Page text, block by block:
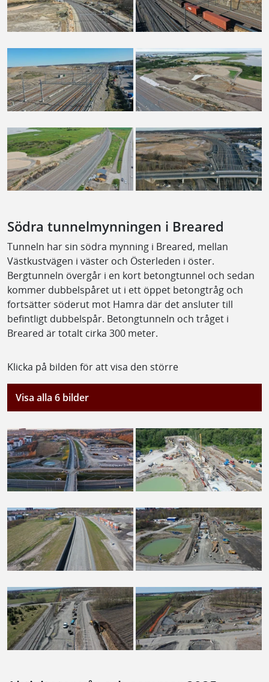
Södra tunnelmynningen i Breared
Tunneln har sin södra mynning i Breared, mellan
Västkustvägen i väster och Österleden i öster.
Bergtunneln övergår i en kort betongtunnel och sedan
kommer dubbelspåret ut i ett öppet betongtråg och
fortsätter söderut mot Hamra där det ansluter till
befintligt dubbelspår. Betongtunneln och tråget i
Breared är totalt cirka 300 meter.
Klicka på bilden för att visa den större
Visa alla 6 bilder